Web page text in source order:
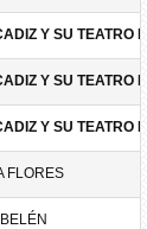
Y SU TEATRO
Y SU TEATRO
Y SU TEATRO
FLORES